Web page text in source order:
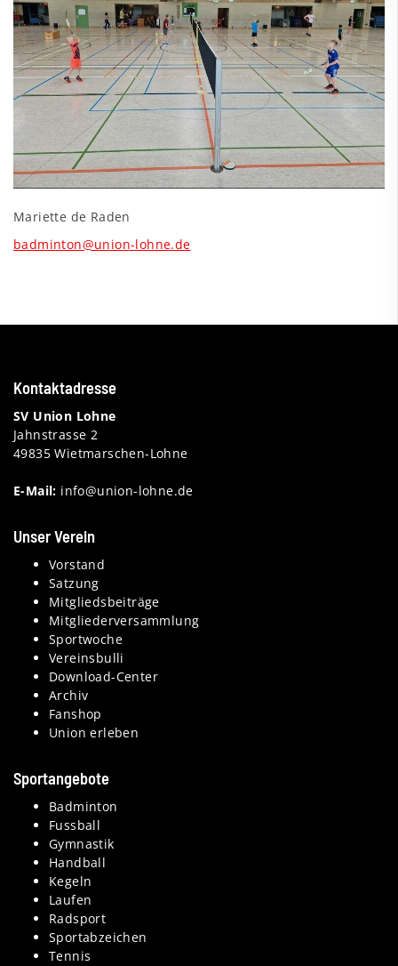
Mariette de Raden
badminton@union-lohne.de
Kontaktadresse
SV Union Lohne
Jahnstrasse 2
49835 Wietmarschen-Lohne
E-Mail: info@union-lohne.de
Unser Verein
Vorstand
Satzung
Mitgliedsbeiträge
Mitgliederversammlung
Sportwoche
Vereinsbulli
Download-Center
Archiv
Fanshop
Union erleben
Sportangebote
Badminton
Fussball
Gymnastik
Handball
Kegeln
Laufen
Radsport
Sportabzeichen
Tennis